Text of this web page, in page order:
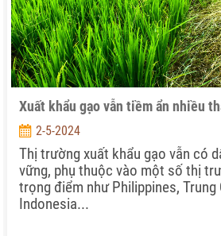
Xuất khẩu gạo vẫn tiềm ẩn nhiều
2-5-2024
Thị trường xuất khẩu gạo vẫn có
vững, phụ thuộc vào một số thị
trọng điểm như Philippines, Trung
Indonesia...